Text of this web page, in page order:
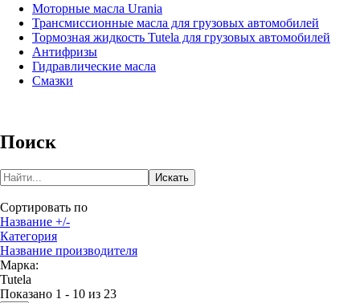
Моторные масла Urania
Трансмиссионные масла для грузовых автомобилей
Тормозная жидкость Tutela для грузовых автомобилей
Антифризы
Гидравлические масла
Смазки
Поиск
Сортировать по
Название +/-
Категория
Название производителя
Марка:
Tutela
Показано 1 - 10 из 23